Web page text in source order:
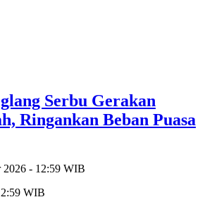
Serbu Gerakan
Ringankan Beban Puasa
2026 - 12:59 WIB
WIB